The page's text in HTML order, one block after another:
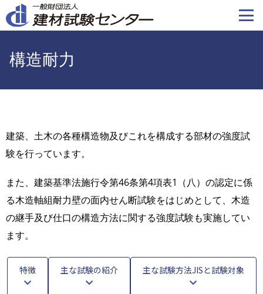
イ
移
動
構造耐力
建築、土木の各種構造物及びこれを構成する部材の強度試
験を行っています。
また、建築基準法施行令第46条第4項表1（八）の認定に係
る木造軸組耐力壁の面内せん断試験をはじめとして、木造
の継手及び仕口の構造方法に関する強度試験も実施してい
ます。
特徴 主な試験の紹介 主な試験方法JISと試験対象